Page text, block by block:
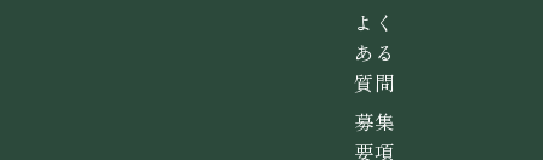
よく
ある
質問
募集
要項